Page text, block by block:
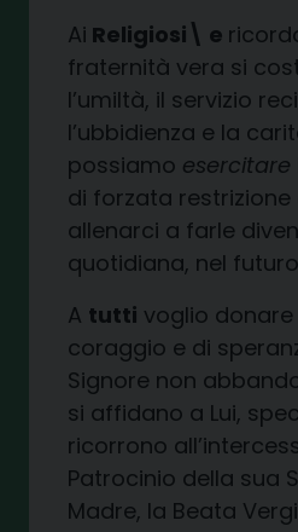
Ai Religiosi\ e
fraternità vera si
l’umiltà, il servizio
l’ubbidienza e la
possiamo esercitare
di forzata restrizione
allenarci a farle
quotidiana, nel
A tutti voglio
coraggio e di
Signore non
si affidano a Lui,
ricorrono
Patrocinio della sua
Madre, la Beata